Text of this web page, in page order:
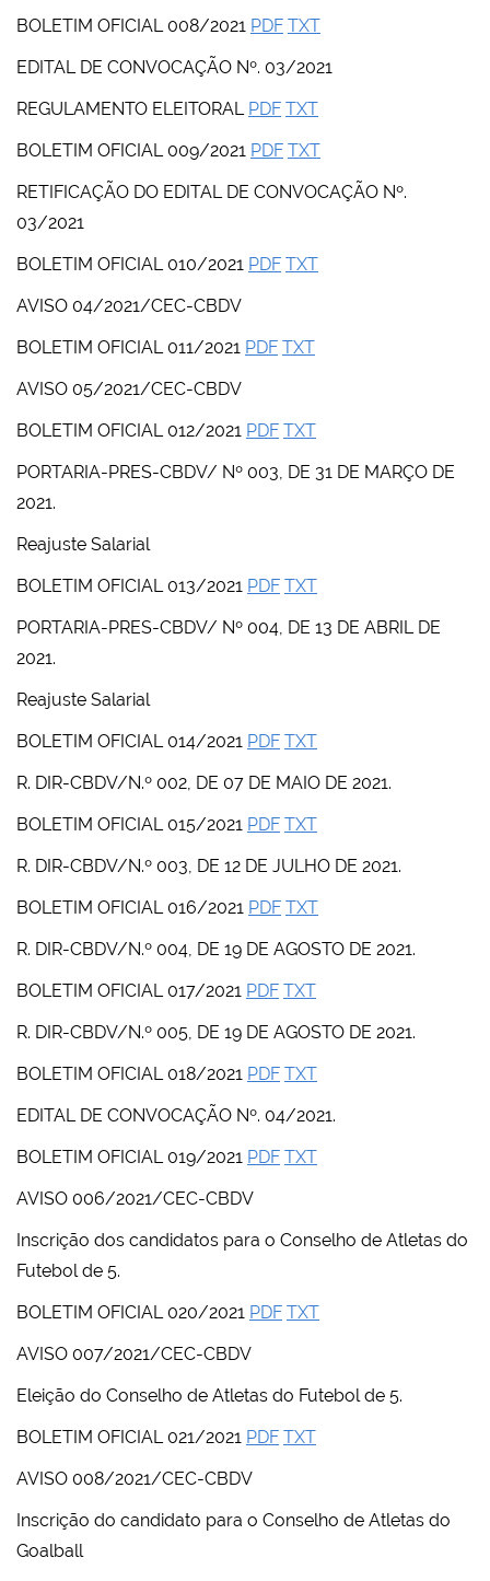
BOLETIM OFICIAL 008/2021 PDF TXT
EDITAL DE CONVOCAÇÃO Nº. 03/2021
REGULAMENTO ELEITORAL PDF TXT
BOLETIM OFICIAL 009/2021 PDF TXT
RETIFICAÇÃO DO EDITAL DE CONVOCAÇÃO Nº.
03/2021
BOLETIM OFICIAL 010/2021 PDF TXT
AVISO 04/2021/CEC-CBDV
BOLETIM OFICIAL 011/2021 PDF TXT
AVISO 05/2021/CEC-CBDV
BOLETIM OFICIAL 012/2021 PDF TXT
PORTARIA-PRES-CBDV/ Nº 003, DE 31 DE MARÇO DE
2021.
Reajuste Salarial
BOLETIM OFICIAL 013/2021 PDF TXT
PORTARIA-PRES-CBDV/ Nº 004, DE 13 DE ABRIL DE
2021.
Reajuste Salarial
BOLETIM OFICIAL 014/2021 PDF TXT
R. DIR-CBDV/N.º 002, DE 07 DE MAIO DE 2021.
BOLETIM OFICIAL 015/2021 PDF TXT
R. DIR-CBDV/N.º 003, DE 12 DE JULHO DE 2021.
BOLETIM OFICIAL 016/2021 PDF TXT
R. DIR-CBDV/N.º 004, DE 19 DE AGOSTO DE 2021.
BOLETIM OFICIAL 017/2021 PDF TXT
R. DIR-CBDV/N.º 005, DE 19 DE AGOSTO DE 2021.
BOLETIM OFICIAL 018/2021 PDF TXT
EDITAL DE CONVOCAÇÃO Nº. 04/2021.
BOLETIM OFICIAL 019/2021 PDF TXT
AVISO 006/2021/CEC-CBDV
Inscrição dos candidatos para o Conselho de Atletas do
Futebol de 5.
BOLETIM OFICIAL 020/2021 PDF TXT
AVISO 007/2021/CEC-CBDV
Eleição do Conselho de Atletas do Futebol de 5.
BOLETIM OFICIAL 021/2021 PDF TXT
AVISO 008/2021/CEC-CBDV
Inscrição do candidato para o Conselho de Atletas do
Goalball